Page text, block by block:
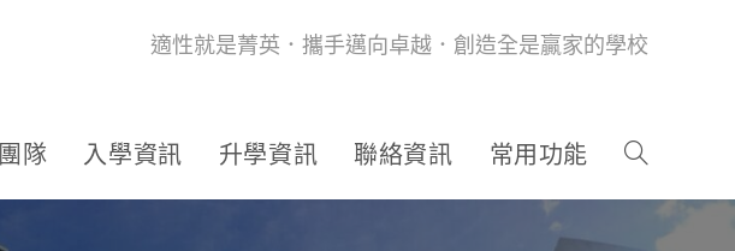
適性就是菁英．攜手邁向卓越．創造全是贏家的學校
隊 入學資訊 升學資訊 聯絡資訊 常用功能